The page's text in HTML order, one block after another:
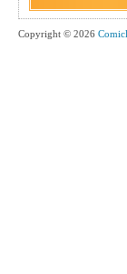
Copyright © 2026